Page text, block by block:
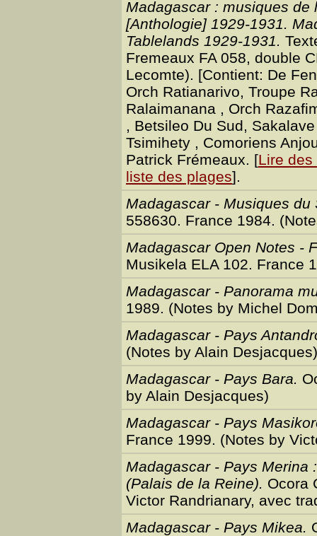
Madagascar : musiques
[Anthologie] 1929-1931.
Tablelands 1929-1931.
Fremeaux FA 058, double
Lecomte). [Contient: De
Orch Ratianarivo, Troupe
Ralaimanana , Orch
, Betsileo Du Sud,
Tsimihety , Comoriens
Patrick Frémeaux. [Lire
liste des plages].
Madagascar - Musiques du
558630. France 1984.
Madagascar Open Notes -
Musikela ELA 102. France
Madagascar - Panorama
1989. (Notes by Michel
Madagascar - Pays
(Notes by Alain Desjacques)
Madagascar - Pays Bara.
by Alain Desjacques)
Madagascar - Pays
France 1999. (Notes by
Madagascar - Pays Merina
(Palais de la Reine). Ocora
Victor Randrianary, avec
Madagascar - Pays Mikea.